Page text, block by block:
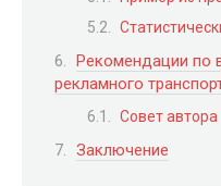
Рекомендации по
рекламного
Совет автора
Заключение